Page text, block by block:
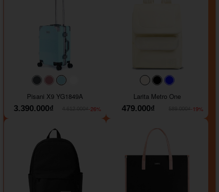
#40454a#b76e79
#9ad8e7
Pisani X9 YG1849A
3.390.000₫
-26%
#faf0e6#000000
Larita Metro One
479.000₫
-19%